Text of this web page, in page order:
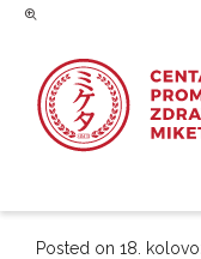
Posted on 18.